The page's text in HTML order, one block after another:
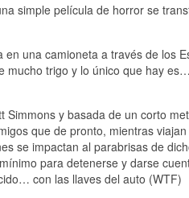
simple película de horror se
en una camioneta a través de los
mucho trigo y lo único que hay
Simmons y basada de un corto
que de pronto, mientras
se impactan al parabrisas de
para detenerse y darse
con las llaves del auto (WTF)